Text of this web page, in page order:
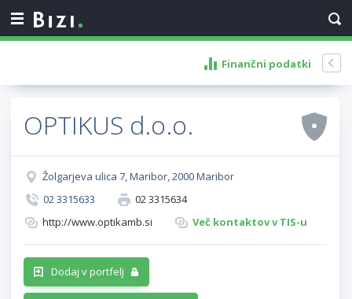
Finančni podatki
OPTIKUS d.o.o.
Žolgarjeva ulica 7, Maribor, 2000 Maribor
02 3315633
02 3315634
http://www.optikamb.si
Več kontaktov v TIS-u
Dodaj v portfelj